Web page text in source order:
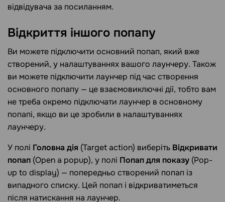
відвідувача за посиланням.
Відкриття іншого попапу
Ви можете підключити основний попап, який вже
створений, у налаштуваннях вашого лаунчеру. Також
ви можете підключити лаунчер під час створення
основного попапу — це взаємовиключні дії, тобто вам
не треба окремо підключати лаунчер в основному
попапі, якщо ви це зробили в налаштуваннях
лаунчеру.
У полі Головна дія (Target action) виберіть Відкривати
попап (Open a popup), у полі Попап для показу (Pop-
up to display) — попередньо створений попап із
випадного списку. Цей попап і відкриватиметься
після натискання на лаунчер.